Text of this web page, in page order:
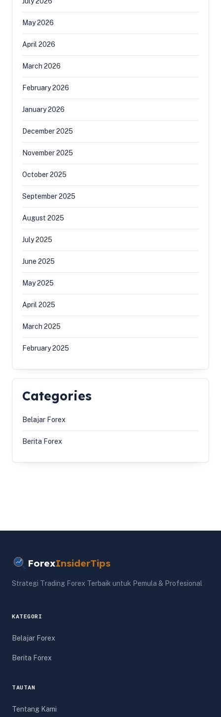
May 2026
April 2026
March 2026
February 2026
January 2026
December 2025
November 2025
October 2025
September 2025
August 2025
July 2025
June 2025
May 2025
April 2025
March 2025
February 2025
Categories
Belajar Forex
Berita Forex
ForexInsiderTips
Strategi Trading Forex Terbaik untuk Pemula & Profesional
KATEGORI
Belajar Forex
Berita Forex
TAUTAN
Tentang Kami